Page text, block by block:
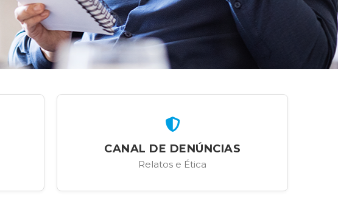
CANAL DE DENÚNCIAS
Relatos e Ética